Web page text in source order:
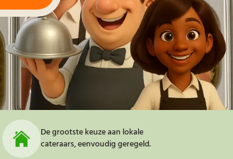
De grootste keuze aan lokale
cateraars, eenvoudig geregeld.